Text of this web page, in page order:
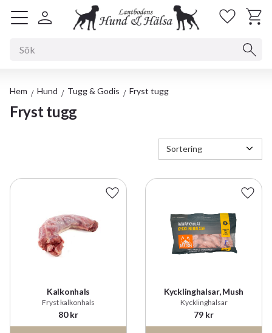
Meny
Hem Hund Tugg & Godis Fryst tugg
Fryst tugg
Välj sortering
Kalkonhals
Fryst kalkonhals
80kr
Lägg till i favoriter
Kycklinghalsar, Mush
Kycklinghalsar
79 kr
Lägg